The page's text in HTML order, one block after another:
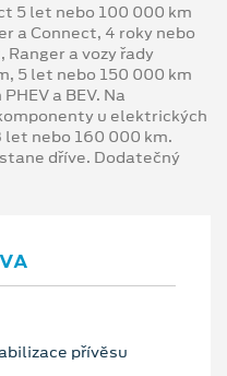
5 let nebo 100 000 km
a Connect, 4 roky nebo
a vozy řady
5 let nebo 150 000 km
a BEV. Na
u elektrických
nebo 160 000 km.
dříve. Dodatečný
přívěsu